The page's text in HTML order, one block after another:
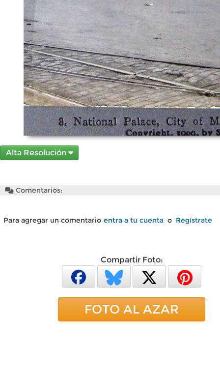
Alta Resolución
Comentarios:
Para agregar un comentario entra a tu cuenta o Regístrate
Compartir Foto:
FOTO AL AZAR